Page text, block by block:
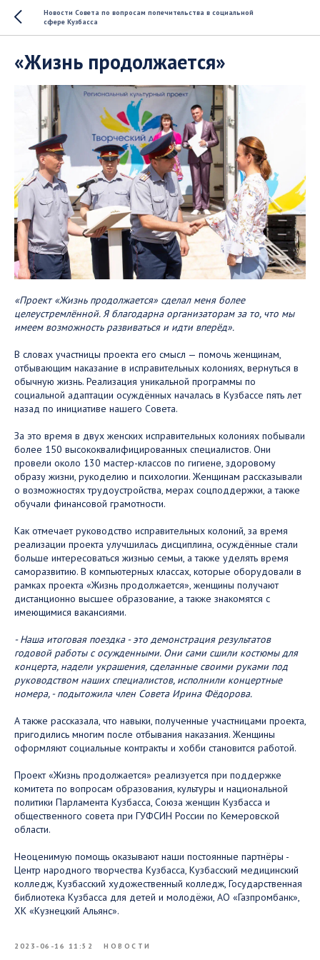
Новости Совета по вопросам попечительства в социальной
сфере Кузбасса
«Жизнь продолжается»
«Проект «Жизнь продолжается» сделал меня более
целеустремлённой. Я благодарна организаторам за то, что мы
имеем возможность развиваться и идти вперёд».
В словах участницы проекта его смысл — помочь женщинам,
отбывающим наказание в исправительных колониях, вернуться в
обычную жизнь. Реализация уникальной программы по
социальной адаптации осуждённых началась в Кузбассе пять лет
назад по инициативе нашего Совета.
За это время в двух женских исправительных колониях побывали
более 150 высококвалифицированных специалистов. Они
провели около 130 мастер-классов по гигиене, здоровому
образу жизни, рукоделию и психологии. Женщинам рассказывали
о возможностях трудоустройства, мерах соцподдержки, а также
обучали финансовой грамотности.
Как отмечает руководство исправительных колоний, за время
реализации проекта улучшилась дисциплина, осуждённые стали
больше интересоваться жизнью семьи, а также уделять время
саморазвитию. В компьютерных классах, которые оборудовали в
рамках проекта «Жизнь продолжается», женщины получают
дистанционно высшее образование, а также знакомятся с
имеющимися вакансиями.
- Наша итоговая поездка - это демонстрация результатов
годовой работы с осужденными. Они сами сшили костюмы для
концерта, надели украшения, сделанные своими руками под
руководством наших специалистов, исполнили концертные
номера, - подытожила член Совета Ирина Фёдорова.
А также рассказала, что навыки, полученные участницами проекта,
пригодились многим после отбывания наказания. Женщины
оформляют социальные контракты и хобби становится работой.
Проект «Жизнь продолжается» реализуется при поддержке
комитета по вопросам образования, культуры и национальной
политики Парламента Кузбасса, Союза женщин Кузбасса и
общественного совета при ГУФСИН России по Кемеровской
области.
Неоценимую помощь оказывают наши постоянные партнёры -
Центр народного творчества Кузбасса, Кузбасский медицинский
колледж, Кузбасский художественный колледж, Государственная
библиотека Кузбасса для детей и молодёжи, АО «Газпромбанк»,
ХК «Кузнецкий Альянс».
2023-06-16 11:52 НОВОСТИ